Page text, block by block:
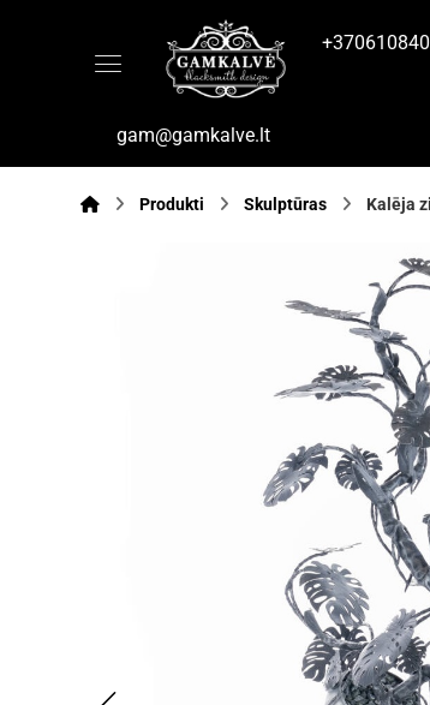
gam@gamkalve.lt
Produkti Skulptūras Kalēja